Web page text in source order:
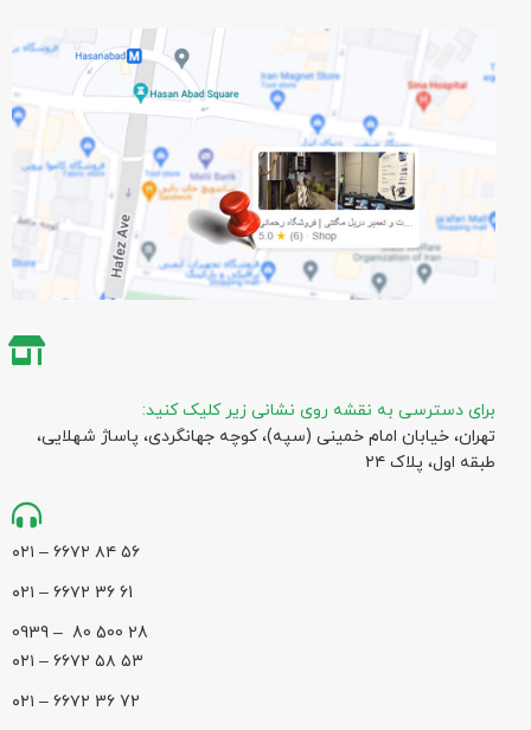
برای دسترسی به نقشه روی نشانی زیر کلیک کنید:
تهران، خیابان امام خمینی (سپه)، کوچه جهانگردی،‌ پاساژ شهلایی،
طبقه اول، پلاک ۲۴
۵۶ ۸۴ ۶۶۷۲ – ۰۲۱
61 36 ۶۶۷۲ – ۰۲۱
28 500 80 – 0939
۵۳ ۵۸ ۶۶۷۲ – ۰۲۱
72 36 ۶۶۷۲ – ۰۲۱